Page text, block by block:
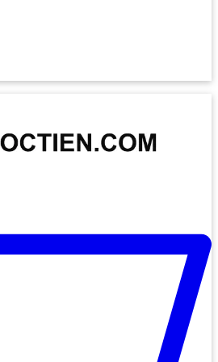
Hafele
Khử Mùi Classic
Bát
Chén Âm Toàn Phần
Chén Bát 12 Bộ
Chén Bát Bán Âm
Vệ Sinh TOTO
Sinh American Standard
Vệ Sinh VIGLACERA
Vệ Sinh THIÊN THANH